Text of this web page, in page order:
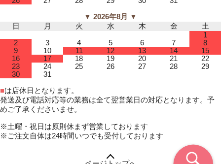
▼ 2026年8月 ▼
日
月 火 水 木 金
土
1
2
3 4 5 6 7
8
9
10 11 12 13 14
15
16
17 18 19 20 21
22
23
24 25 26 27 28
29
30
31
■は店休日となります。
発送及び電話対応等の業務は全て翌営業日の対応となります。予
めご了承くださいませ。
※土曜・祝日は原則休まず営業しております
※ご注文自体は24時間いつでも受付しております